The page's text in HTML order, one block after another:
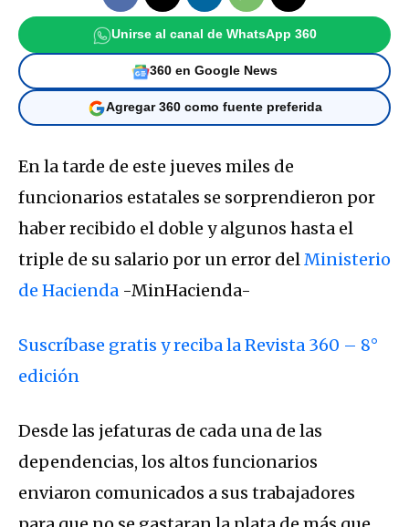
Unirse al canal de WhatsApp 360
360 en Google News
Agregar 360 como fuente preferida
En la tarde de este jueves miles de
funcionarios estatales se sorprendieron por
haber recibido el doble y algunos hasta el
triple de su salario por un error delMinisterio
de Hacienda -MinHacienda-
Suscríbase gratis y reciba la Revista 360 – 8°
edición
Desde las jefaturas de cada una de las
dependencias, los altos funcionarios
enviaron comunicados a sus trabajadores